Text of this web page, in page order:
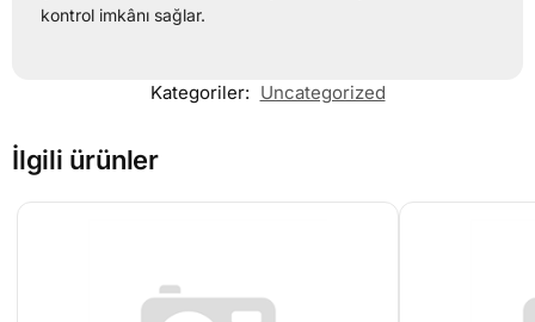
kontrol imkânı sağlar.
Kategoriler: Uncategorized
İlgili ürünler